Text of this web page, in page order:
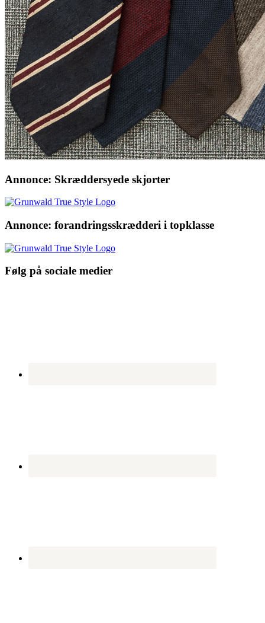
Annonce: Skræddersyede skjorter
Annonce: forandringsskrædderi i topklasse
Følg på sociale medier